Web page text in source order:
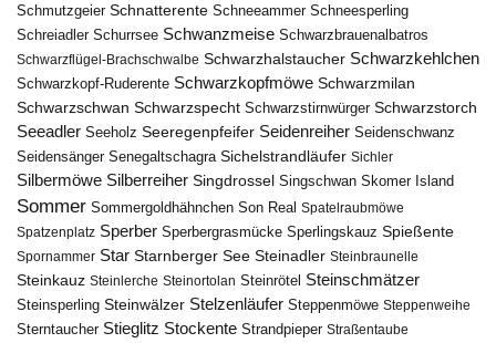
Schmutzgeier Schnatterente Schneeammer Schneesperling
Schreiadler Schurrsee Schwanzmeise Schwarzbrauenalbatros
Schwarzflügel-Brachschwalbe Schwarzhalstaucher Schwarzkehlchen
Schwarzkopf-Ruderente Schwarzkopfmöwe Schwarzmilan
Schwarzschwan Schwarzspecht Schwarzstirnwürger Schwarzstorch
Seeadler Seeholz Seeregenpfeifer Seidenreiher Seidenschwanz
Seidensänger Senegaltschagra Sichelstrandläufer Sichler
Silbermöwe Silberreiher Singdrossel Singschwan Skomer Island
Sommer Sommergoldhähnchen Son Real Spatelraubmöwe
Spatzenplatz Sperber Sperbergrasmücke Sperlingskauz Spießente
Spornammer Star Starnberger See Steinadler Steinbraunelle
Steinkauz Steinlerche Steinortolan Steinrötel Steinschmätzer
Steinsperling Steinwälzer Stelzenläufer Steppenmöwe Steppenweihe
Sterntaucher Stieglitz Stockente Strandpieper Straßentaube